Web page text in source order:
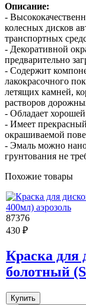
Описание:
-
колесных дисков
транспортных
- Декоративной
предварительно
- Содержит
лакокрасочного
летящих камней,
растворов
- Обладает
- Имеет
окрашиваемой
- Эмаль можно
грунтования не
Похожие товары
87376
430 ₽
Краска для
болотный
Купить